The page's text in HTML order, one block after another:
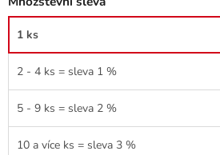
1 ks
2 - 4 ks = sleva 1 %
5 - 9 ks = sleva 2 %
10 a více ks = sleva 3 %